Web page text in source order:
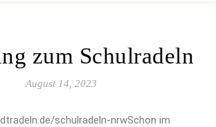
zum Schulradeln
August 14, 2023
schulradeln-nrwSchon im